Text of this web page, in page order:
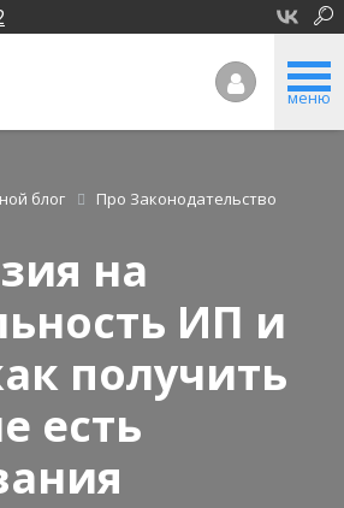
меню
блог Про Законодательство
на
ИП и
получить
есть